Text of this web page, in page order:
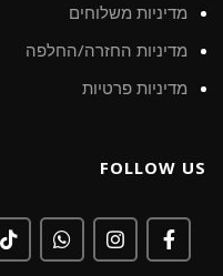
מדיניות משלוחים
מדיניות החזרה/החלפה
מדיניות פרטיות
FOLLOW US